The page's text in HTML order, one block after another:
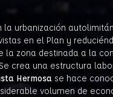
la urbanización
en el Plan y
la zona destinada a la
crea una estructura
Hermosa se hace
volumen de